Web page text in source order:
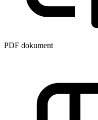
PDF dokument